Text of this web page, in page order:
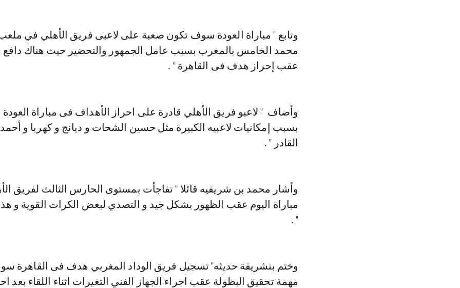
وتابع " مباراة العودة سوف تكون صعبة على لاعبى فريق الأهلي في
محمد الخامس بالمغرب بسبب عامل الجمهور والتحضير حيث هناك
عقب إحراز هدف فى القاهرة " .
وأضاف " لاعبو فريق الأهلي قادرة على احراز الأهداف فى مباراة
بسبب إمكانيات لاعبيه الكبيرة مثل حسين الشحات و ديانج و كهربا و
القادر " .
وأشار محمد بن شريفيه قائلا " تفاجأت بمستوى الحارس الثالث لفريق
مباراة اليوم عقب الظهور بشكل جيد و التصدي لبعض الكرات القوية و
" .
وختم بنشريفة حديثه" تسجيل فريق الوداد المغربي هدف فى القاهرة
مهمة تحقيق البطولة عقب اجراء الجهاز الفني التغيرات اثناء اللقاء بعد